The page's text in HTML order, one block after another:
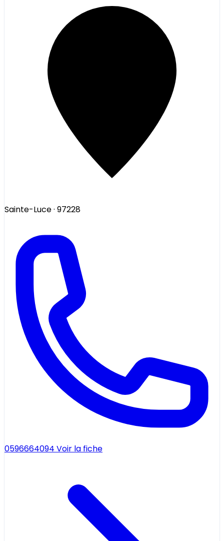
Sainte-Luce· 97228
0596664094 Voir la fiche